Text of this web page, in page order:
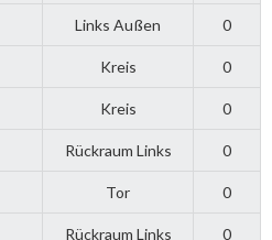
Links Außen 0
Kreis 0
Kreis 0
Rückraum Links 0
Tor 0
Rückraum Links 0